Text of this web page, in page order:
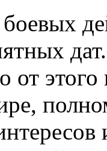
от